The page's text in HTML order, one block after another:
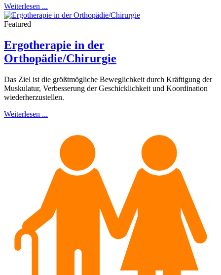
Weiterlesen ...
Featured
Ergotherapie in der
Orthopädie/Chirurgie
Das Ziel ist die größtmögliche Beweglichkeit durch Kräftigung der
Muskulatur, Verbesserung der Geschicklichkeit und Koordination
wiederherzustellen.
Weiterlesen ...